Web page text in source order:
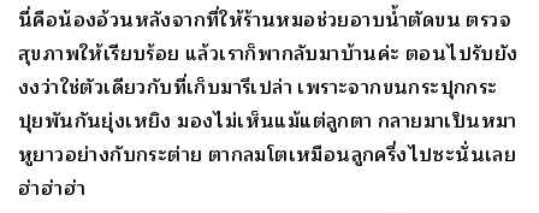
นี่คือน้องอ้วนหลังจากที่ให้ร้านหมอช่วยอาบน้ำตัดขน ตรวจ
สุขภาพให้เรียบร้อย แล้วเราก็พากลับมาบ้านค่ะ ตอนไปรับยัง
งงว่าใช่ตัวเดียวกับที่เก็บมารึเปล่า เพราะจากขนกระปุกกระ
ปุยพันกันยุ่งเหยิง มองไม่เห็นแม้แต่ลูกตา กลายมาเป็นหมา
หูยาวอย่างกับกระต่าย ตากลมโตเหมือนลูกครึ่งไปซะนั่นเลย
ฮ่าฮ่าฮ่า